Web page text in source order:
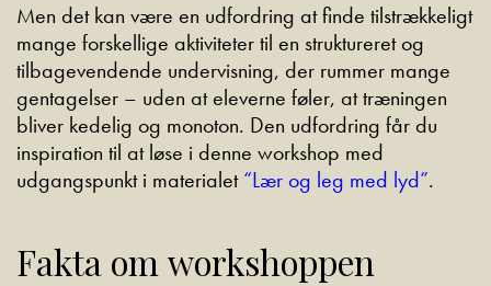
Men det kan være en udfordring at finde tilstrækkeligt
mange forskellige aktiviteter til en struktureret og
tilbagevendende undervisning, der rummer mange
gentagelser – uden at eleverne føler, at træningen
bliver kedelig og monoton. Den udfordring får du
inspiration til at løse i denne workshop med
udgangspunkt i materialet“Lær og leg med lyd”.
Fakta om workshoppen